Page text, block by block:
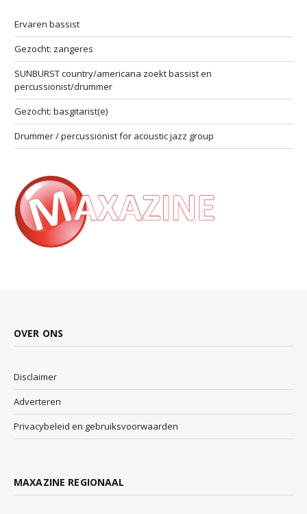
Ervaren bassist
Gezocht: zangeres
SUNBURST country/americana zoekt bassist en
percussionist/drummer
Gezocht: basgitarist(e)
Drummer / percussionist for acoustic jazz group
OVER ONS
Disclaimer
Adverteren
Privacybeleid en gebruiksvoorwaarden
MAXAZINE REGIONAAL